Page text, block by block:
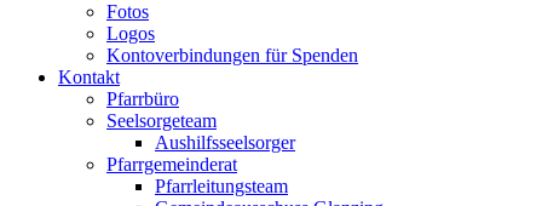
Fotos
Logos
Kontoverbindungen für Spenden
Kontakt
Pfarrbüro
Seelsorgeteam
Aushilfsseelsorger
Pfarrgemeinderat
Pfarrleitungsteam